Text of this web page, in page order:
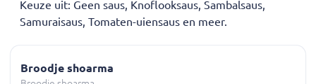
Keuze uit: Geen saus, Knoflooksaus, Sambalsaus,
Samuraisaus, Tomaten-uiensaus en meer.
Broodje shoarma